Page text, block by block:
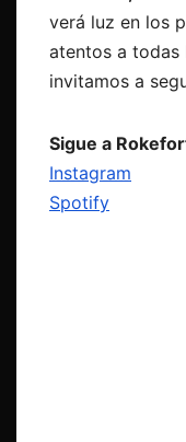
verá luz en los
atentos a todas
invitamos a
Sigue a
Instagram
Spotify